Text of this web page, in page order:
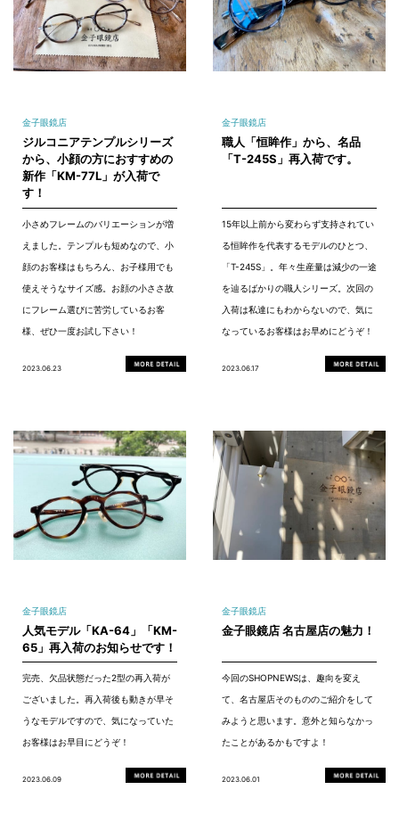
金子眼鏡店
ジルコニアテンプルシリーズ
から、小顔の方におすすめの
新作「KM-77L」が入荷で
す！
小さめフレームのバリエーションが増
えました。テンプルも短めなので、小
顔のお客様はもちろん、お子様用でも
使えそうなサイズ感。お顔の小ささ故
にフレーム選びに苦労しているお客
様、ぜひ一度お試し下さい！
2023.06.23
金子眼鏡店
職人「恒眸作」から、名品
「T-245S」再入荷です。
15年以上前から変わらず支持されてい
る恒眸作を代表するモデルのひとつ、
「T-245S」。年々生産量は減少の一途
を辿るばかりの職人シリーズ。次回の
入荷は私達にもわからないので、気に
なっているお客様はお早めにどうぞ！
2023.06.17
金子眼鏡店
人気モデル「KA-64」「KM-
65」再入荷のお知らせです！
完売、欠品状態だった2型の再入荷が
ございました。再入荷後も動きが早そ
うなモデルですので、気になっていた
お客様はお早目にどうぞ！
2023.06.09
金子眼鏡店
金子眼鏡店 名古屋店の魅力！
今回のSHOPNEWSは、趣向を変え
て、名古屋店そのもののご紹介をして
みようと思います。意外と知らなかっ
たことがあるかもですよ！
2023.06.01